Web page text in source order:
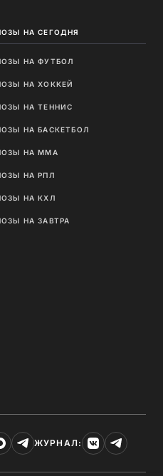
НА СЕГОДНЯ
НА ФУТБОЛ
НА ХОККЕЙ
НА ТЕННИС
НА БАСКЕТБОЛ
НА MMA
НА РПЛ
НА КХЛ
НА ЗАВТРА
ЖУРНАЛ: